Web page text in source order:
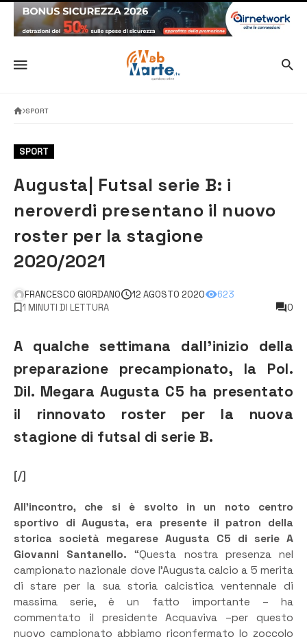
SPORT
SPORT
Augusta| Futsal serie B: i
neroverdi presentano il nuovo
roster per la stagione
2020/2021
FRANCESCO GIORDANO 12 AGOSTO 2020
623
1 MINUTI DI LETTURA
0
A qualche settimana dall’inizio della
preparazione precampionato, la Pol.
Dil. Megara Augusta C5 ha presentato
il rinnovato roster per la nuova
stagione di futsal di serie B.
[/]
All’incontro, che si è svolto in un noto centro
sportivo di Augusta, era presente il patron della
storica società megarese Augusta C5 di serie A
Giovanni Santanello. “Questa nostra presenza nel
campionato nazionale dove l’Augusta calcio a 5 merita
di stare per la sua storia calcistica ventennale di
massima serie, è un fatto importante – ha
commentato il presidente Acquaviva –per questo
nuovo campionato abbiamo riconfermato lo zoccolo